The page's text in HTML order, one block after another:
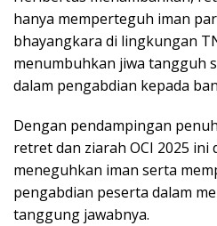
hanya memperteguh iman
bhayangkara di lingkungan
menumbuhkan jiwa tangguh
dalam pengabdian kepada
Dengan pendampingan
retret dan ziarah OCI 2025 ini
meneguhkan iman serta
pengabdian peserta dalam
tanggung jawabnya.